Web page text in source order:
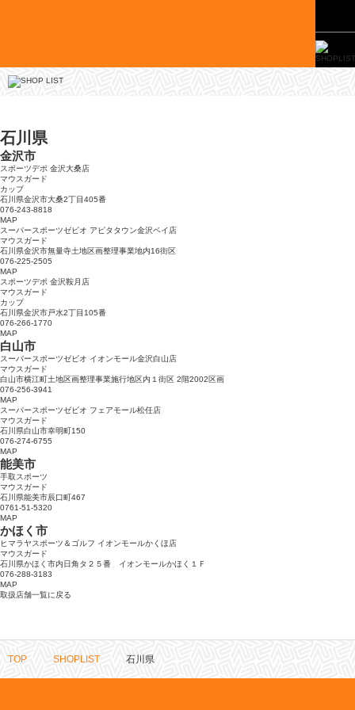
石川県
金沢市
スポーツデポ 金沢大桑店
マウスガード
カップ
石川県金沢市大桑2丁目405番
076-243-8818
MAP
スーパースポーツゼビオ アピタタウン金沢ベイ店
マウスガード
石川県金沢市無量寺土地区画整理事業地内16街区
076-225-2505
MAP
スポーツデポ 金沢鞍月店
マウスガード
カップ
石川県金沢市戸水2丁目105番
076-266-1770
MAP
白山市
スーパースポーツゼビオ イオンモール金沢白山店
マウスガード
白山市横江町土地区画整理事業施行地区内１街区 2階2002区画
076-256-3941
MAP
スーパースポーツゼビオ フェアモール松任店
マウスガード
石川県白山市幸明町150
076-274-6755
MAP
能美市
手取スポーツ
マウスガード
石川県能美市辰口町467
0761-51-5320
MAP
かほく市
ヒマラヤスポーツ＆ゴルフ イオンモールかくほ店
マウスガード
石川県かほく市内日角タ２５番 イオンモールかほく１Ｆ
076-288-3183
MAP
取扱店舗一覧に戻る
TOP SHOPLIST 石川県